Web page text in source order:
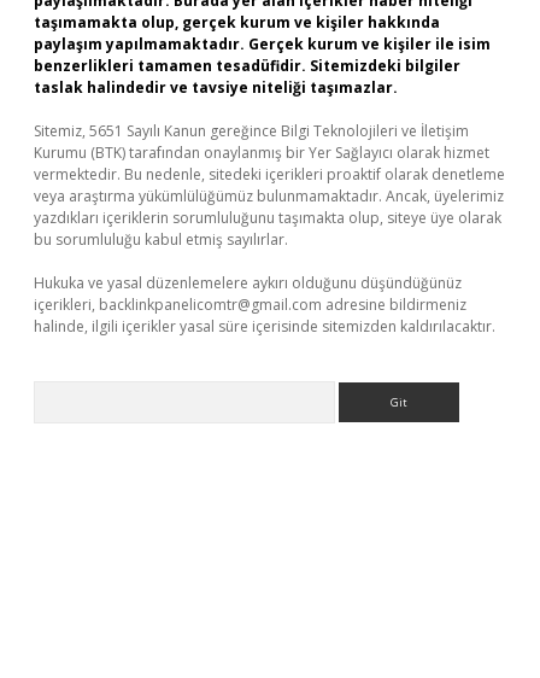
taşımamakta olup, gerçek kurum ve kişiler hakkında
paylaşım yapılmamaktadır. Gerçek kurum ve kişiler ile isim
benzerlikleri tamamen tesadüfidir. Sitemizdeki bilgiler
taslak halindedir ve tavsiye niteliği taşımazlar.
Sitemiz, 5651 Sayılı Kanun gereğince Bilgi Teknolojileri ve İletişim
Kurumu (BTK) tarafından onaylanmış bir Yer Sağlayıcı olarak hizmet
vermektedir. Bu nedenle, sitedeki içerikleri proaktif olarak denetleme
veya araştırma yükümlülüğümüz bulunmamaktadır. Ancak, üyelerimiz
yazdıkları içeriklerin sorumluluğunu taşımakta olup, siteye üye olarak
bu sorumluluğu kabul etmiş sayılırlar.
Hukuka ve yasal düzenlemelere aykırı olduğunu düşündüğünüz
içerikleri, backlinkpanelicomtr@gmail.com adresine bildirmeniz
halinde, ilgili içerikler yasal süre içerisinde sitemizden kaldırılacaktır.